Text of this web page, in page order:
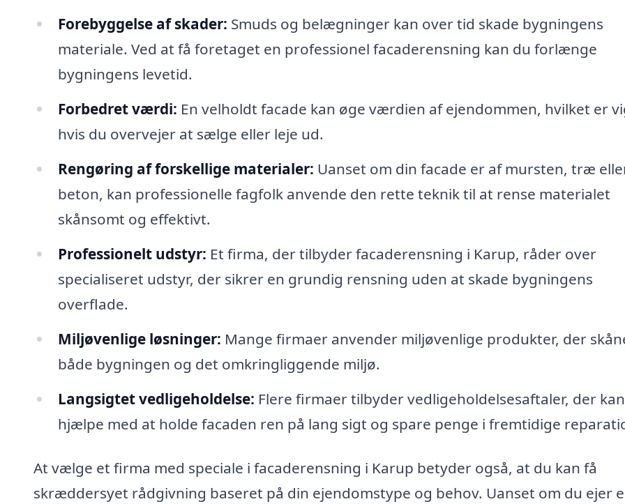
Forebyggelse af skader: Smuds og belægninger kan over tid skade bygningens
materiale. Ved at få foretaget en professionel facaderensning kan du forlænge
bygningens levetid.
Forbedret værdi: En velholdt facade kan øge værdien af ejendommen, hvilket er
hvis du overvejer at sælge eller leje ud.
Rengøring af forskellige materialer: Uanset om din facade er af mursten, træ
beton, kan professionelle fagfolk anvende den rette teknik til at rense materialet
skånsomt og effektivt.
Professionelt udstyr: Et firma, der tilbyder facaderensning i Karup, råder over
specialiseret udstyr, der sikrer en grundig rensning uden at skade bygningens
overflade.
Miljøvenlige løsninger: Mange firmaer anvender miljøvenlige produkter, der
både bygningen og det omkringliggende miljø.
Langsigtet vedligeholdelse: Flere firmaer tilbyder vedligeholdelsesaftaler, der kan
hjælpe med at holde facaden ren på lang sigt og spare penge i fremtidige
At vælge et firma med speciale i facaderensning i Karup betyder også, at du kan få
skræddersyet rådgivning baseret på din ejendomstype og behov. Uanset om du ejer